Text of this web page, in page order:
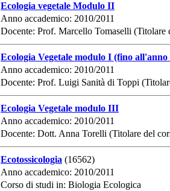
Ecologia vegetale Modulo II
Anno accademico: 2010/2011
Docente: Prof. Marcello Tomaselli (Titolare
Ecologia Vegetale modulo I (fino all'anno
Anno accademico: 2010/2011
Docente: Prof. Luigi Sanità di Toppi
Ecologia Vegetale modulo III
Anno accademico: 2010/2011
Docente: Dott. Anna Torelli (Titolare del
Ecotossicologia (16562)
Anno accademico: 2010/2011
Corso di studi in: Biologia Ecologica